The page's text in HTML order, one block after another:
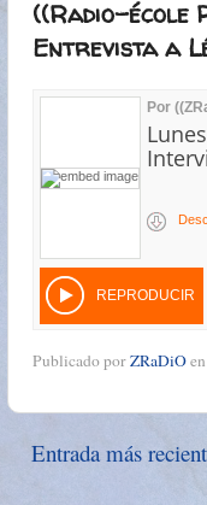
((Radio-école
Entrevista a
Publicado porZRaDiOen
Entrada más